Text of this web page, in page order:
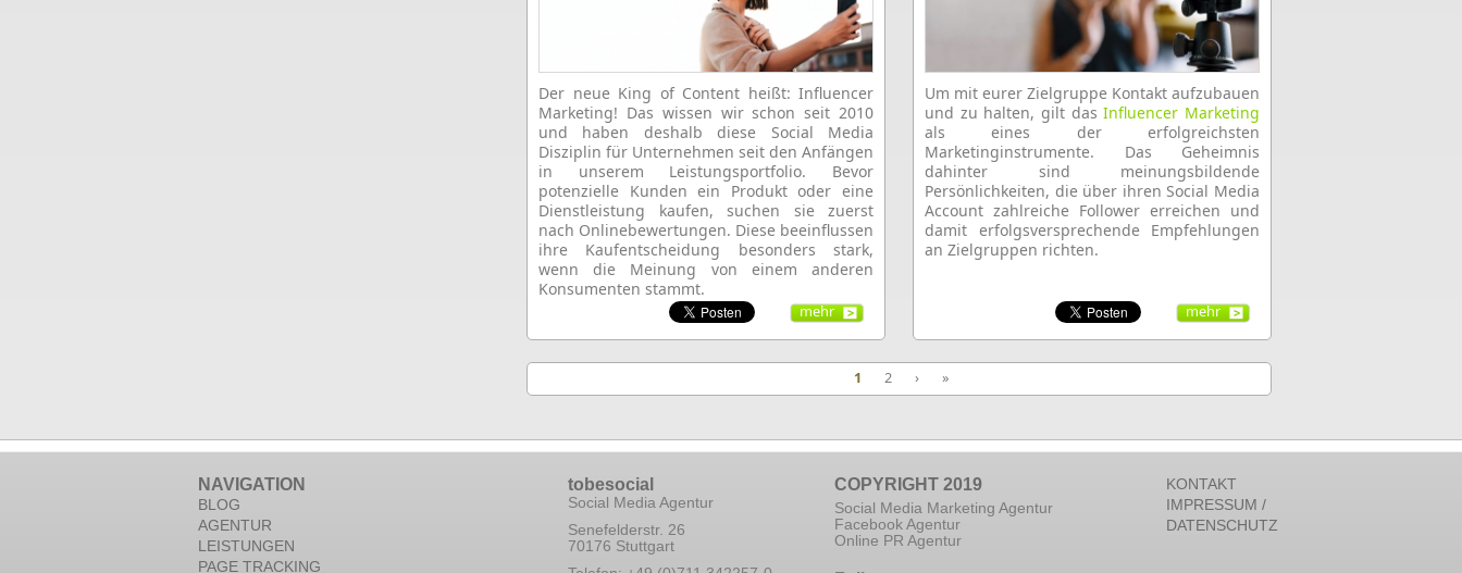
Der neue King of Content heißt: Influencer
Marketing! Das wissen wir schon seit 2010
und haben deshalb diese Social Media
Disziplin für Unternehmen seit den Anfängen
in unserem Leistungsportfolio. Bevor
potenzielle Kunden ein Produkt oder eine
Dienstleistung kaufen, suchen sie zuerst
nach Onlinebewertungen. Diese beeinflussen
ihre Kaufentscheidung besonders stark,
wenn die Meinung von einem anderen
Konsumenten stammt.
mehr
Um mit eurer Zielgruppe Kontakt aufzubauen
und zu halten, gilt dasInfluencer Marketing
als eines der erfolgreichsten
Marketinginstrumente. Das Geheimnis
dahinter sind meinungsbildende
Persönlichkeiten, die über ihren Social Media
Account zahlreiche Follower erreichen und
damit erfolgsversprechende Empfehlungen
an Zielgruppen richten.
mehr
1 2 › »
NAVIGATION
BLOG
AGENTUR
LEISTUNGEN
PAGE TRACKING
tobesocial
Social Media Agentur
Senefelderstr. 26
70176 Stuttgart
COPYRIGHT 2019
Social Media Marketing Agentur
Facebook Agentur
Online PR Agentur
KONTAKT
IMPRESSUM /
DATENSCHUTZ